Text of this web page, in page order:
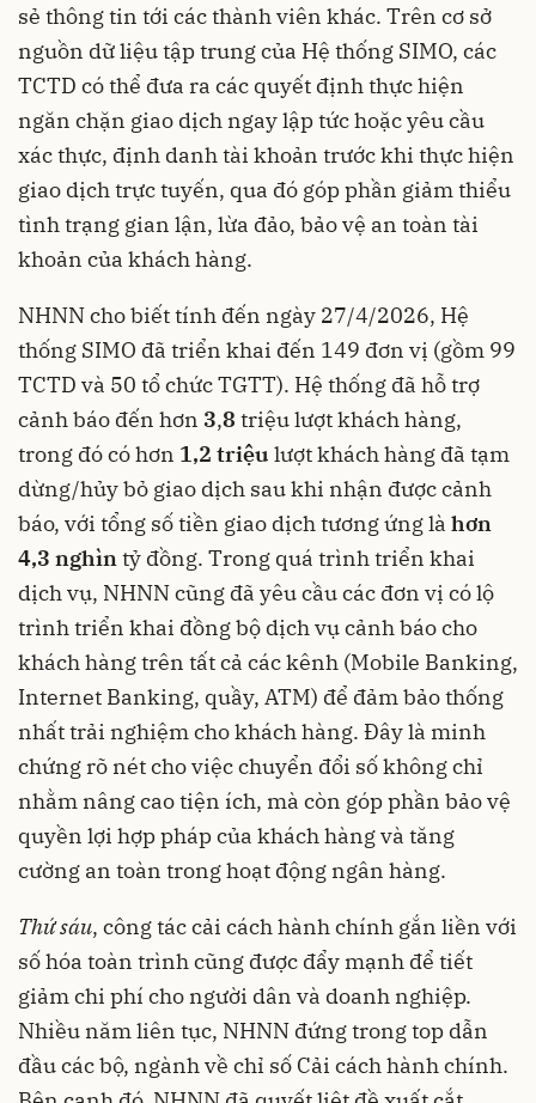
sẻ thông tin tới các thành viên khác. Trên cơ sở
nguồn dữ liệu tập trung của Hệ thống SIMO, các
TCTD có thể đưa ra các quyết định thực hiện
ngăn chặn giao dịch ngay lập tức hoặc yêu cầu
xác thực, định danh tài khoản trước khi thực hiện
giao dịch trực tuyến, qua đó góp phần giảm thiểu
tình trạng gian lận, lừa đảo, bảo vệ an toàn tài
khoản của khách hàng.
NHNN cho biết tính đến ngày 27/4/2026, Hệ
thống SIMO đã triển khai đến 149 đơn vị (gồm 99
TCTD và 50 tổ chức TGTT). Hệ thống đã hỗ trợ
cảnh báo đến hơn 3,8 triệu lượt khách hàng,
trong đó có hơn 1,2 triệu lượt khách hàng đã tạm
dừng/hủy bỏ giao dịch sau khi nhận được cảnh
báo, với tổng số tiền giao dịch tương ứng là hơn
4,3 nghìntỷ đồng. Trong quá trình triển khai
dịch vụ, NHNN cũng đã yêu cầu các đơn vị có lộ
trình triển khai đồng bộ dịch vụ cảnh báo cho
khách hàng trên tất cả các kênh (Mobile Banking,
Internet Banking, quầy, ATM) để đảm bảo thống
nhất trải nghiệm cho khách hàng. Đây là minh
chứng rõ nét cho việc chuyển đổi số không chỉ
nhằm nâng cao tiện ích, mà còn góp phần bảo vệ
quyền lợi hợp pháp của khách hàng và tăng
cường an toàn trong hoạt động ngân hàng.
Thứ sáu, công tác cải cách hành chính gắn liền với
số hóa toàn trình cũng được đẩy mạnh để tiết
giảm chi phí cho người dân và doanh nghiệp.
Nhiều năm liên tục, NHNN đứng trong top dẫn
đầu các bộ, ngành về chỉ số Cải cách hành chính.